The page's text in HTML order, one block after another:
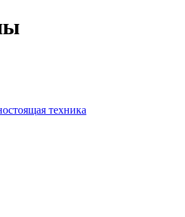
техника